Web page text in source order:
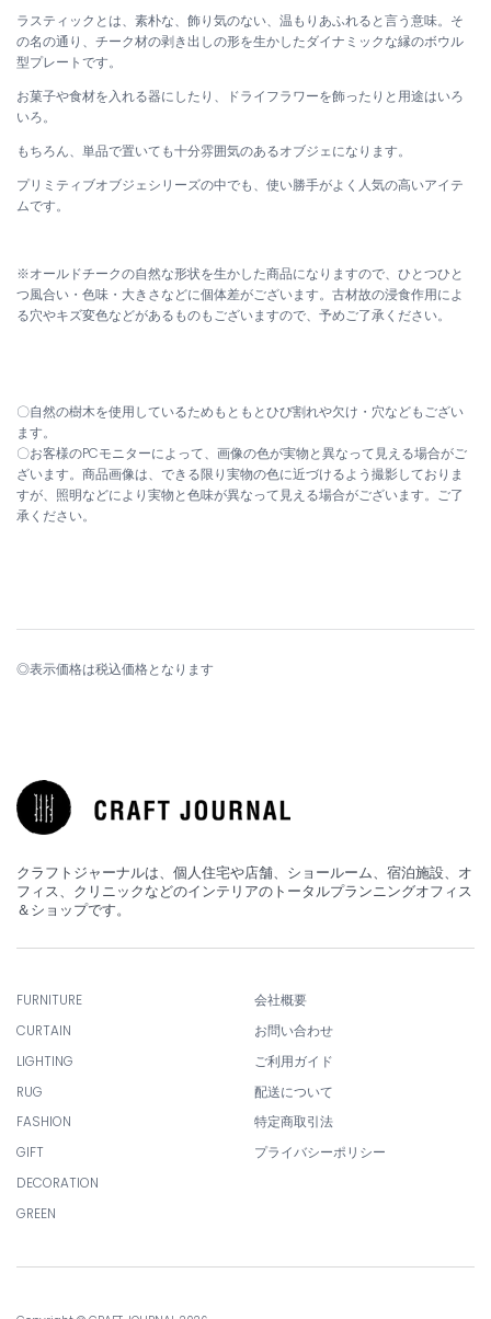
ラスティックとは、 素朴な、飾り気のない、温もりあふれると言う意味。そ
の名の通り、チーク材の剥き出しの形を生かしたダイナミックな縁のボウル
型プレートです。
お菓子や食材を入れる器にしたり、ドライフラワーを飾ったりと用途はいろ
いろ。
もちろん、単品で置いても十分雰囲気のあるオブジェになります。
プリミティブオブジェシリーズの中でも、使い勝手がよく人気の高いアイテ
ムです。
※オールドチークの自然な形状を生かした商品になりますので、ひとつひと
つ風合い・色味・大きさなどに個体差がございます。古材故の浸食作用によ
る穴やキズ変色などがあるものもございますので、予めご了承ください。
〇自然の樹木を使用しているためもともとひび割れや欠け・穴などもござい
ます。
〇お客様のPCモニターによって、画像の色が実物と異なって見える場合がご
ざいます。商品画像は、できる限り実物の色に近づけるよう撮影しておりま
すが、照明などにより実物と色味が異なって見える場合がございます。ご了
承ください。
◎表示価格は税込価格となります
クラフトジャーナルは、個人住宅や店舗、ショールーム、宿泊施設、オ
フィス、クリニックなどのインテリアのトータルプランニングオフィス
＆ショップです。
FURNITURE
CURTAIN
LIGHTING
RUG
FASHION
GIFT
DECORATION
GREEN
会社概要
お問い合わせ
ご利用ガイド
配送について
特定商取引法
プライバシーポリシー